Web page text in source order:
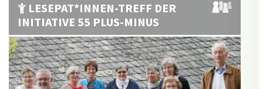
LESEPAT*INNEN-TREFF DER
INITIATIVE 55 PLUS-MINUS